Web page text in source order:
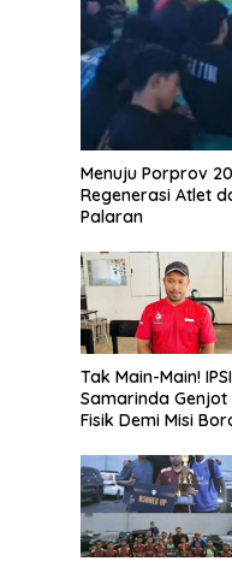
Menuju Porprov
Regenerasi Atlet
Palaran
Tak Main-Main! IPSI
Samarinda Genjot
Fisik Demi Misi
Kaltim 2026